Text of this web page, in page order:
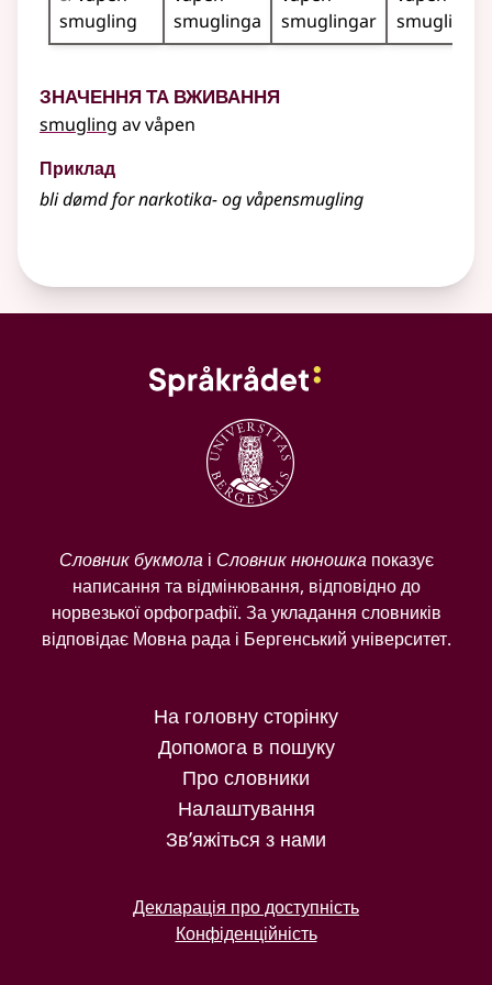
smugling
smuglinga
smuglingar
Значення та вживання
smugling av våpen
Приклад
bli dømd for narkotika- og våpensmugling
Словник букмолаі Словник нюношкапоказує
написання та відмінювання, відповідно до
норвезької орфографії. За укладання словників
відповідає Мовна рада і Бергенський університет.
На головну сторінку
Допомога в пошуку
Про словники
Налаштування
Зв’яжіться з нами
Декларація про доступність
Конфіденційність